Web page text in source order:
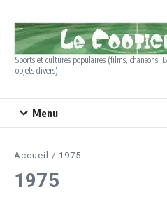
Sports et cultures populaires (films, chansons,
objets divers)
Menu
Accueil / 1975
1975